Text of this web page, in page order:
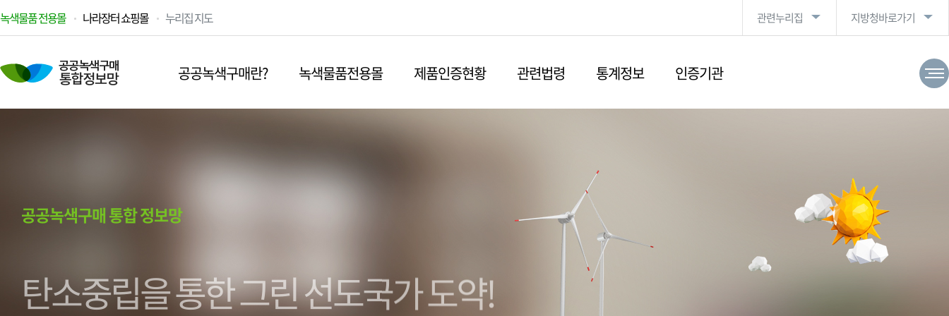
녹색물품 전용몰 나라장터 쇼핑몰 누리집 지도 관련누리집 지방청바로가기
공공녹색구매란? 녹색물품전용몰 제품인증현황 관련법령 통계정보 인증기관
공공녹색구매 통합 정보망
녹색조달로 저탄소·친환경 경제 실현